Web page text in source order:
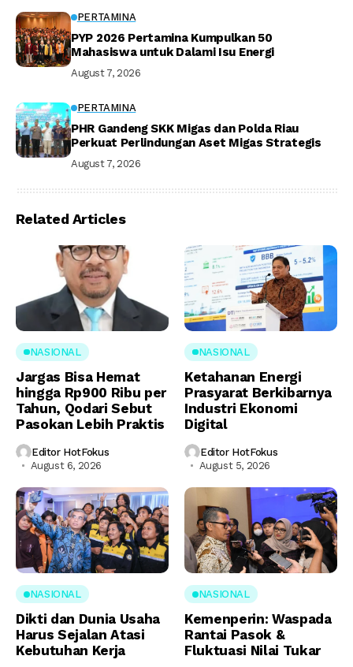
PERTAMINA
PYP 2026 Pertamina Kumpulkan 50
Mahasiswa untuk Dalami Isu Energi
August 7, 2026
PERTAMINA
PHR Gandeng SKK Migas dan Polda Riau
Perkuat Perlindungan Aset Migas Strategis
August 7, 2026
Related Articles
NASIONAL
Jargas Bisa Hemat
hingga Rp900 Ribu per
Tahun, Qodari Sebut
Pasokan Lebih Praktis
Editor HotFokus
August 6, 2026
NASIONAL
Ketahanan Energi
Prasyarat Berkibarnya
Industri Ekonomi
Digital
Editor HotFokus
August 5, 2026
NASIONAL
Dikti dan Dunia Usaha
Harus Sejalan Atasi
Kebutuhan Kerja
NASIONAL
Kemenperin: Waspada
Rantai Pasok &
Fluktuasi Nilai Tukar